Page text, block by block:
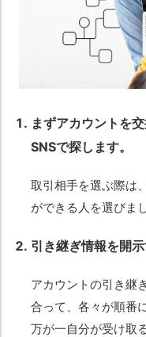
まずアカウントを
SNSで探します。
取引相手を選ぶ際は
ができる人を選びま
引き継ぎ情報を開
アカウントの引き継
合って、各々が順番
万が一自分が受け取